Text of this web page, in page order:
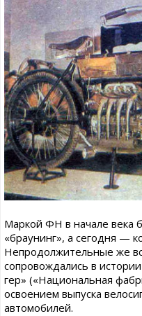
Маркой ФН в начале века
«браунинг», а сегодня —
Непродолжительные же
сопровождались в
гер» («Национальная
освоением выпуска
автомобилей.